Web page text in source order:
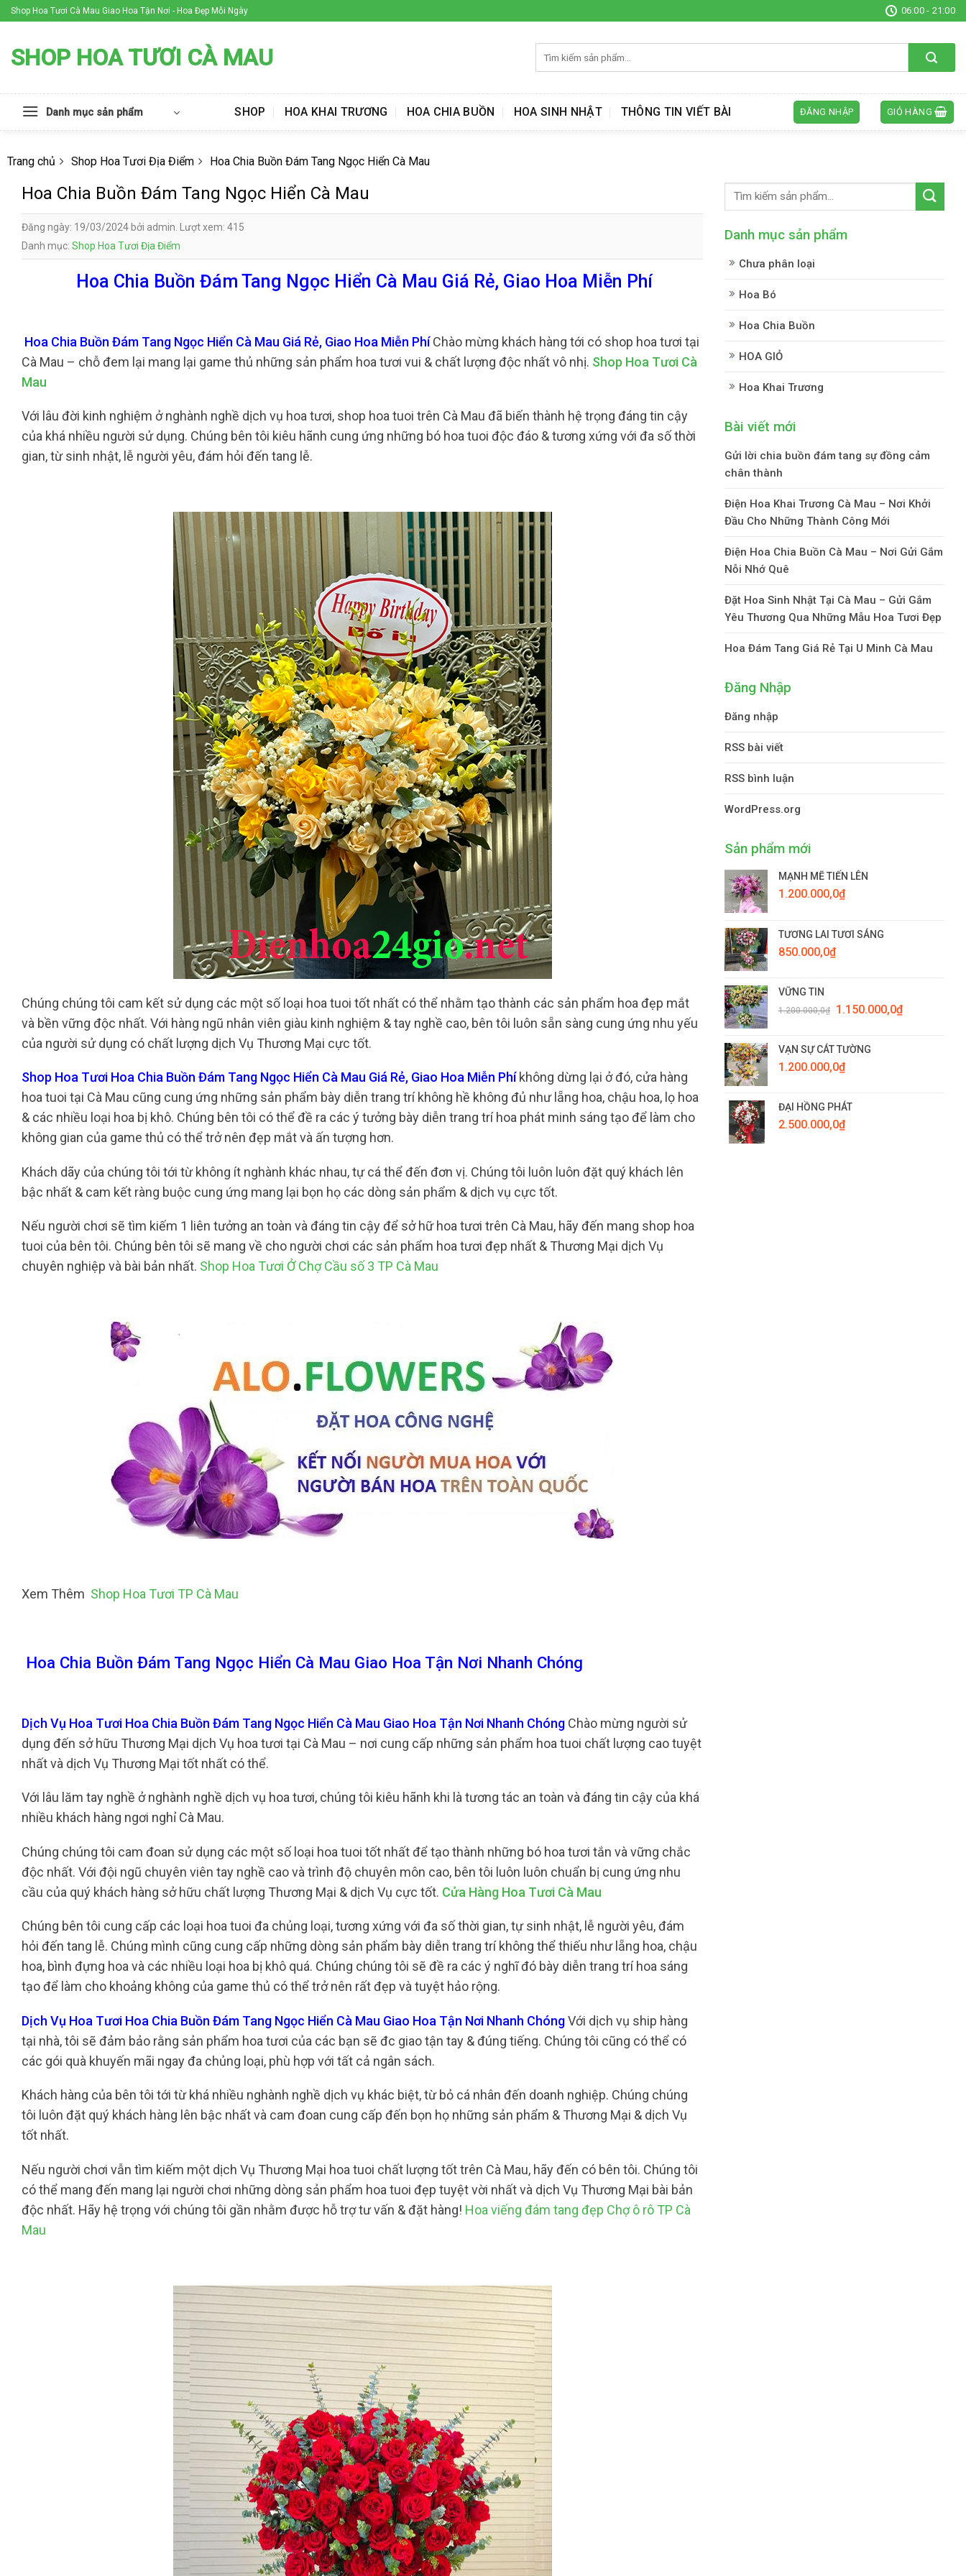
Skip
to
Shop Hoa Tươi Cà Mau Giao Hoa Tận Nơi - Hoa Đẹp Mỗi Ngày 06:00 - 21:00
SHOP HOA TƯƠI CÀ MAU
kiếm:
Danh mục sản phẩm SHOP HOA KHAI TRƯƠNG HOA CHIA BUỒN HOA SINH NHẬT THÔNG TIN VIẾT BÀI ĐĂNG NHẬP GIỎ HÀNG
Trang chủ Shop Hoa Tươi Địa Điểm Hoa Chia Buồn Đám Tang Ngọc Hiển Cà Mau
Hoa Chia Buồn Đám Tang Ngọc Hiển Cà Mau
Đăng ngày: 19/03/2024 bởi admin. Lượt xem: 415
Danh mục: Shop Hoa Tươi Địa Điểm
Hoa Chia Buồn Đám Tang Ngọc Hiển Cà Mau Giá Rẻ, Giao Hoa Miễn Phí
Hoa Chia Buồn Đám Tang Ngọc Hiển Cà Mau Giá Rẻ, Giao Hoa Miễn PhíChào mừng khách hàng tới có shop hoa tươi tại
Cà Mau – chỗ đem lại mang lại game thủ những sản phẩm hoa tươi vui & chất lượng độc nhất vô nhị. Shop Hoa Tươi Cà
Mau
Với lâu đời kinh nghiệm ở nghành nghề dịch vụ hoa tươi, shop hoa tuoi trên Cà Mau đã biến thành hệ trọng đáng tin cậy
của khá nhiều người sử dụng. Chúng bên tôi kiêu hãnh cung ứng những bó hoa tuoi độc đáo & tương xứng với đa số thời
gian, từ sinh nhật, lễ người yêu, đám hỏi đến tang lễ.
Chúng chúng tôi cam kết sử dụng các một số loại hoa tuoi tốt nhất có thể nhằm tạo thành các sản phẩm hoa đẹp mắt
và bền vững độc nhất. Với hàng ngũ nhân viên giàu kinh nghiệm & tay nghề cao, bên tôi luôn sẵn sàng cung ứng nhu yếu
của người sử dụng có chất lượng dịch Vụ Thương Mại cực tốt.
Shop Hoa Tươi Hoa Chia Buồn Đám Tang Ngọc Hiển Cà Mau Giá Rẻ, Giao Hoa Miễn Phíkhông dừng lại ở đó, cửa hàng
hoa tuoi tại Cà Mau cũng cung ứng những sản phẩm bày diễn trang trí không hề không đủ như lẵng hoa, chậu hoa, lọ hoa
& các nhiều loại hoa bị khô. Chúng bên tôi có thể đề ra các ý tưởng bày diễn trang trí hoa phát minh sáng tạo để làm cho
không gian của game thủ có thể trở nên đẹp mắt và ấn tượng hơn.
Khách dãy của chúng tôi tới từ không ít nghành khác nhau, tự cá thể đến đơn vị. Chúng tôi luôn luôn đặt quý khách lên
bậc nhất & cam kết ràng buộc cung ứng mang lại bọn họ các dòng sản phẩm & dịch vụ cực tốt.
Nếu người chơi sẽ tìm kiếm 1 liên tưởng an toàn và đáng tin cậy để sở hữ hoa tươi trên Cà Mau, hãy đến mang shop hoa
tuoi của bên tôi. Chúng bên tôi sẽ mang về cho người chơi các sản phẩm hoa tươi đẹp nhất & Thương Mại dịch Vụ
chuyên nghiệp và bài bản nhất. Shop Hoa Tươi Ở Chợ Cầu số 3 TP Cà Mau
Xem Thêm Shop Hoa Tươi TP Cà Mau
Hoa Chia Buồn Đám Tang Ngọc Hiển Cà Mau Giao Hoa Tận Nơi Nhanh Chóng
Dịch Vụ Hoa Tươi Hoa Chia Buồn Đám Tang Ngọc Hiển Cà Mau Giao Hoa Tận Nơi Nhanh Chóng Chào mừng người sử
dụng đến sở hữu Thương Mại dịch Vụ hoa tươi tại Cà Mau – nơi cung cấp những sản phẩm hoa tuoi chất lượng cao tuyệt
nhất và dịch Vụ Thương Mại tốt nhất có thể.
Với lâu lăm tay nghề ở nghành nghề dịch vụ hoa tươi, chúng tôi kiêu hãnh khi là tương tác an toàn và đáng tin cậy của khá
nhiều khách hàng ngơi nghỉ Cà Mau.
Chúng chúng tôi cam đoan sử dụng các một số loại hoa tuoi tốt nhất để tạo thành những bó hoa tươi tắn và vững chắc
độc nhất. Với đội ngũ chuyên viên tay nghề cao và trình độ chuyên môn cao, bên tôi luôn luôn chuẩn bị cung ứng nhu
cầu của quý khách hàng sở hữu chất lượng Thương Mại & dịch Vụ cực tốt. Cửa Hàng Hoa Tươi Cà Mau
Chúng bên tôi cung cấp các loại hoa tuoi đa chủng loại, tương xứng với đa số thời gian, tự sinh nhật, lễ người yêu, đám
hỏi đến tang lễ. Chúng mình cũng cung cấp những dòng sản phẩm bày diễn trang trí không thể thiếu như lẵng hoa, chậu
hoa, bình đựng hoa và các nhiều loại hoa bị khô quá. Chúng chúng tôi sẽ đề ra các ý nghĩ đó bày diễn trang trí hoa sáng
tạo để làm cho khoảng không của game thủ có thể trở nên rất đẹp và tuyệt hảo rộng.
Dịch Vụ Hoa Tươi Hoa Chia Buồn Đám Tang Ngọc Hiển Cà Mau Giao Hoa Tận Nơi Nhanh ChóngVới dịch vụ ship hàng
tại nhà, tôi sẽ đảm bảo rằng sản phẩm hoa tươi của các bạn sẽ đc giao tận tay & đúng tiếng. Chúng tôi cũng có thể có
các gói quà khuyến mãi ngay đa chủng loại, phù hợp với tất cả ngân sách.
Khách hàng của bên tôi tới từ khá nhiều nghành nghề dịch vụ khác biệt, từ bỏ cá nhân đến doanh nghiệp. Chúng chúng
tôi luôn đặt quý khách hàng lên bậc nhất và cam đoan cung cấp đến bọn họ những sản phẩm & Thương Mại & dịch Vụ
tốt nhất.
Nếu người chơi vẫn tìm kiếm một dịch Vụ Thương Mại hoa tuoi chất lượng tốt trên Cà Mau, hãy đến có bên tôi. Chúng tôi
có thể mang đến mang lại người chơi những dòng sản phẩm hoa tuoi đẹp tuyệt vời nhất và dịch Vụ Thương Mại bài bản
độc nhất. Hãy hệ trọng với chúng tôi gần nhằm được hỗ trợ tư vấn & đặt hàng! Hoa viếng đám tang đẹp Chợ ô rô TP Cà
Mau
Danh mục sản phẩm
Chưa phân loại
Hoa Bó
Hoa Chia Buồn
HOA GIỎ
Hoa Khai Trương
Bài viết mới
Gửi lời chia buồn đám tang sự đồng cảm
chân thành
Điện Hoa Khai Trương Cà Mau – Nơi Khởi
Đầu Cho Những Thành Công Mới
Điện Hoa Chia Buồn Cà Mau – Nơi Gửi Gắm
Nỗi Nhớ Quê
Đặt Hoa Sinh Nhật Tại Cà Mau – Gửi Gắm
Yêu Thương Qua Những Mẫu Hoa Tươi Đẹp
Hoa Đám Tang Giá Rẻ Tại U Minh Cà Mau
Đăng Nhập
Đăng nhập
RSS bài viết
RSS bình luận
WordPress.org
Sản phẩm mới
MẠNH MẼ TIẾN LÊN
1.200.000,0₫
TƯƠNG LAI TƯƠI SÁNG
850.000,0₫
VỮNG TIN
1.200.000,0₫
Giá
1.200.000,0₫.
1.150.000,0₫Giá
VẠN SỰ CÁT TƯỜNG
1.200.000,0₫
ĐẠI HỒNG PHÁT
2.500.000,0₫